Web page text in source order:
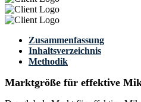
Zusammenfassung
Inhaltsverzeichnis
Methodik
Marktgröße für effektive